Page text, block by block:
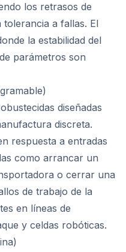
los retrasos de
a fallas. El
la estabilidad del
parámetros son
diseñadas
discreta.
respuesta a entradas
como arrancar un
o cerrar una
de trabajo de la
en líneas de
y celdas robóticas.